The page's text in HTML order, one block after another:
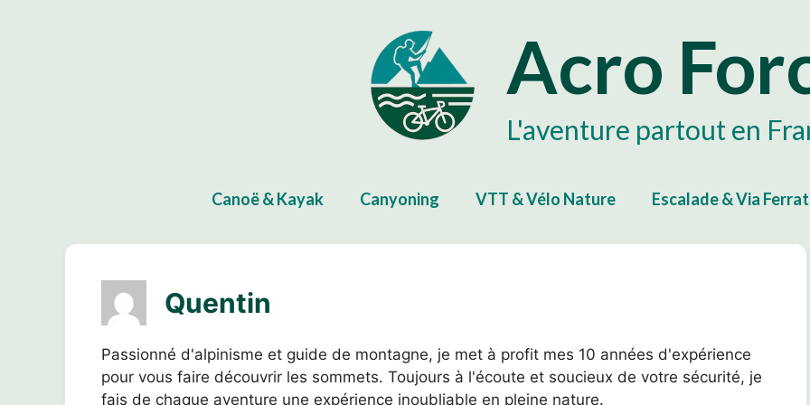
Acro
L'aventure partout en
Canoë & Kayak Canyoning VTT & Vélo Nature Escalade & Via
Quentin
Passionné d'alpinisme et guide de montagne, je met à profit mes 10 années d'expérience
pour vous faire découvrir les sommets. Toujours à l'écoute et soucieux de votre sécurité, je
fais de chaque aventure une expérience inoubliable en pleine nature.